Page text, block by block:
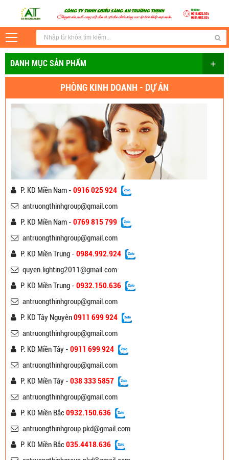
DANH MỤC SẢN PHẨM +
PHÒNG KINH DOANH - DỰ ÁN
P. KD Miền Nam - 0916 025 924
antruongthinhgroup@gmail.com
P. KD Miền Nam - 0769 815 799
antruongthinhgroup@gmail.com
P. KD Miền Trung - 0984.992.924
quyen.lighting2011@gmail.com
P. KD Miền Trung - 0932.150.636
antruongthinhgroup@gmail.com
P. KD Tây Nguyên0911 699 924
antruongthinhgroup@gmail.com
P. KD Miền Tây - 0911 699 924
antruongthinhgroup@gmail.com
P. KD Miền Tây - 038 333 5857
antruongthinhgroup@gmail.com
P. KD Miền Bắc0932.150.636
antruongthinhgroup.pkd@gmail.com
P. KD Miền Bắc035.4418.636